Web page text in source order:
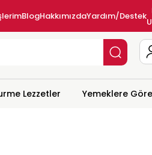
BlogHakkımızdaYardım/Destek
Lezzetler Yemeklere Göre